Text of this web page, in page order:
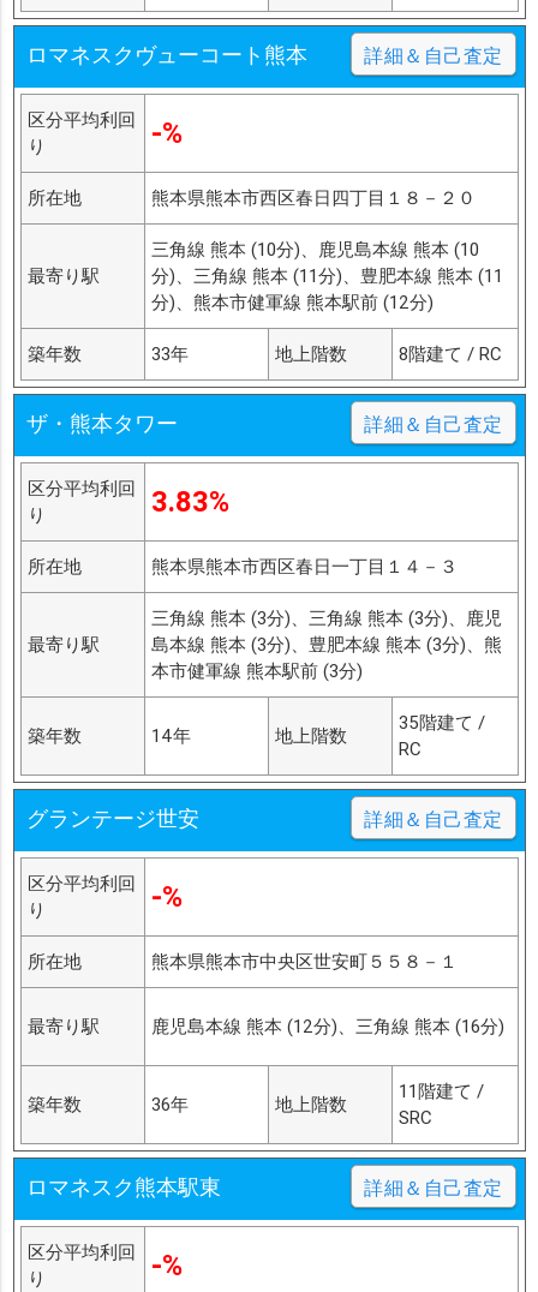
ロマネスクヴューコート熊本 詳細＆自己査定
区分平均利回
り
-%
所在地 熊本県熊本市西区春日四丁目１８－２０
最寄り駅
三角線 熊本 (10分)、鹿児島本線 熊本 (10
分)、三角線 熊本 (11分)、豊肥本線 熊本 (11
分)、熊本市健軍線 熊本駅前 (12分)
築年数 33年 地上階数 8階建て / RC
ザ・熊本タワー 詳細＆自己査定
区分平均利回
り
3.83%
所在地 熊本県熊本市西区春日一丁目１４－３
最寄り駅
三角線 熊本 (3分)、三角線 熊本 (3分)、鹿児
島本線 熊本 (3分)、豊肥本線 熊本 (3分)、熊
本市健軍線 熊本駅前 (3分)
築年数 14年 地上階数
35階建て /
RC
グランテージ世安 詳細＆自己査定
区分平均利回
り
-%
所在地 熊本県熊本市中央区世安町５５８－１
最寄り駅 鹿児島本線 熊本 (12分)、三角線 熊本 (16分)
築年数 36年 地上階数
11階建て /
SRC
ロマネスク熊本駅東 詳細＆自己査定
区分平均利回
り
-%